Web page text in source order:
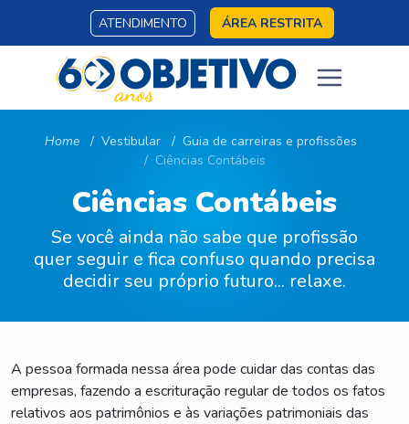
ATENDIMENTO ÁREA RESTRITA
Home Vestibular
Guia de carreiras e profissões
Ciências Contábeis
Ciências Contábeis
Se você ainda não sabe que profissão
quer seguir e fica confuso quando precisa
decidir seu próprio futuro... relaxe.
A pessoa formada nessa área pode cuidar das contas das
empresas, fazendo a escrituração regular de todos os fatos
relativos aos patrimônios e às variações patrimoniais das